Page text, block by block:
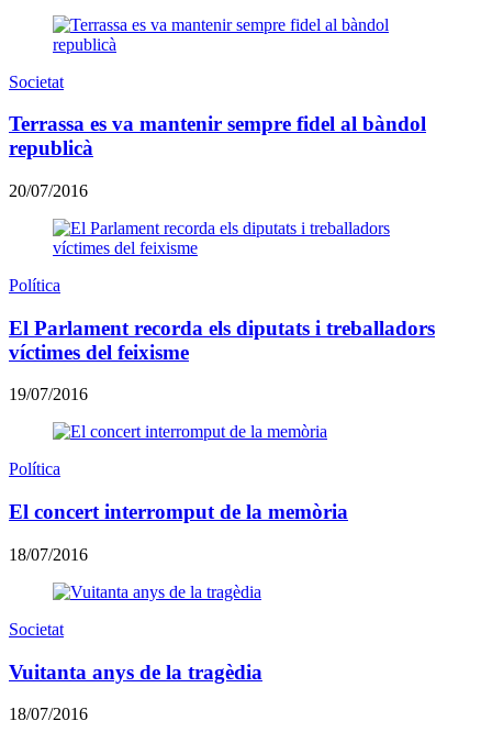
Societat
Terrassa es va mantenir sempre fidel al bàndol
republicà
20/07/2016
Política
El Parlament recorda els diputats i treballadors
víctimes del feixisme
19/07/2016
Política
El concert interromput de la memòria
18/07/2016
Societat
Vuitanta anys de la tragèdia
18/07/2016